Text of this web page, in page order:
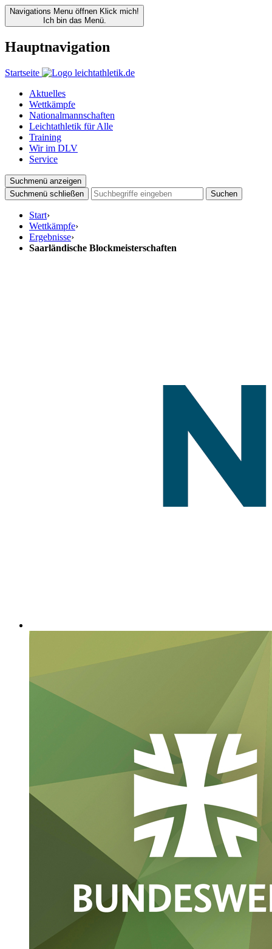
Navigations Menu öffnen Klick mich!
Ich bin das Menü.
Hauptnavigation
Startseite
Aktuelles
Wettkämpfe
Nationalmannschaften
Leichtathletik für Alle
Training
Wir im DLV
Service
Suchmenü anzeigen
Suchmenü schließen
Suchen
Start›
Wettkämpfe›
Ergebnisse›
Saarländische Blockmeisterschaften